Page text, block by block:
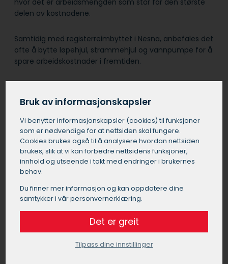
hvor det er arbeidsmengden som står for den største
delen av kostnadene.
Samtidig med registerreimbyttet i Nesna, anbefales det
ofte å bytte løpehjul, strammehjul og vannpumpe for å
spare arbeidskostnader i fremtiden.
denne jobben, da feil montering kan føre til alvorlige
Bytte registerreim pris Nesna
Prisen for å bytte registerreim i Nesna kan
variere betydelig avhengig av bilens merke,
modell og motortype. Generelt kan du forvente
å betale mellom 5000 og 20000 kroner for et
registerreimbytte i Nesna. Denne prisen
inkluderer vanligvis arbeidskostnader og
nødvendige deler. For vanlige personbiler i
Nesna ligger prisen ofte i den nedre delen av
Bruk av informasjonskapsler
Vi benytter informasjons­kapsler (cookies) til funksjoner
som er nødvendige for at nettsiden skal fungere.
Cookies brukes også til å analysere hvordan nettsiden
brukes, slik at vi kan forbedre nettsidens funksjoner,
innhold og utseende i takt med endringer i brukernes
behov.
Du finner mer informasjon og kan oppdatere dine
samtykker i vår personvernerklæring.
Det er greit
Tilpass dine innstillinger